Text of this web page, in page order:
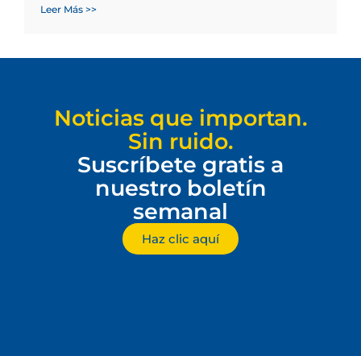
Leer Más >>
Noticias que importan.
Sin ruido.
Suscríbete gratis a
nuestro boletín
semanal
Haz clic aquí